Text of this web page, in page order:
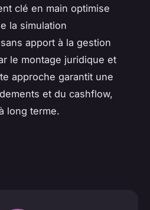
clé en main optimise
la simulation
apport à la gestion
le montage juridique et
approche garantit une
et du cashflow,
long terme.